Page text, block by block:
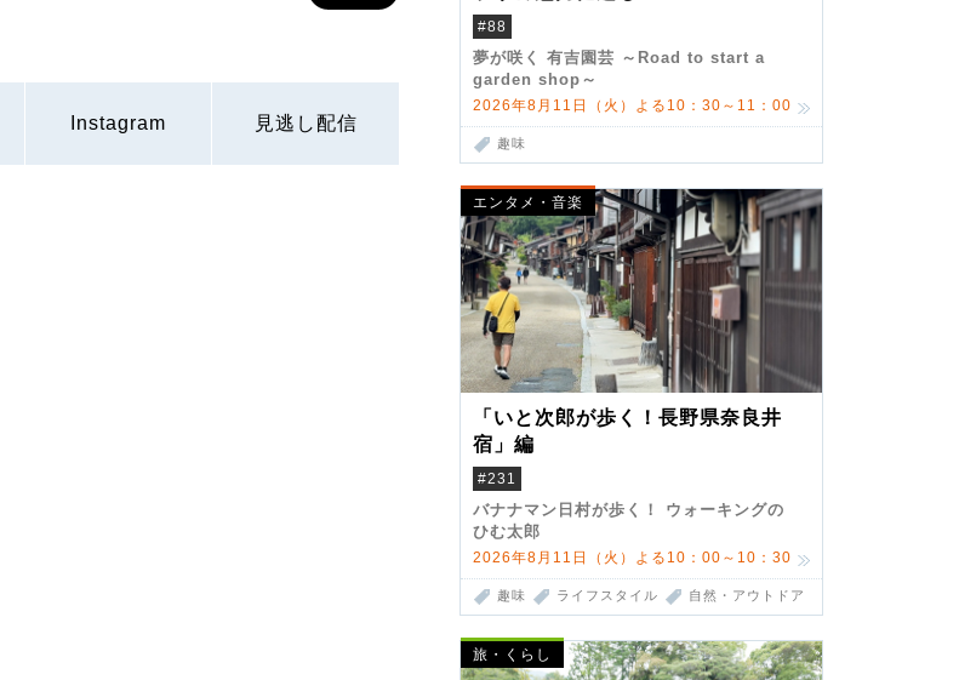
#88
夢が咲く 有吉園芸 ～Road to start a
garden shop～
2026年8月11日（火）よる10：30～11：00
趣味
エンタメ・音楽
「いと次郎が歩く！長野県奈良井
宿」編
#231
バナナマン日村が歩く！ ウォーキングの
ひむ太郎
2026年8月11日（火）よる10：00～10：30
趣味 ライフスタイル 自然・アウトドア
旅・くらし
Instagram 見逃し配信